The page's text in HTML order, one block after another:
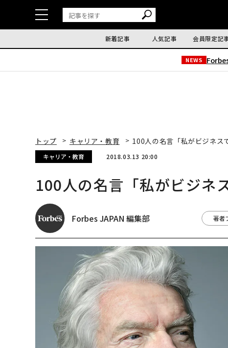
新着記事 人気記事 会員限定記
NEWS
トップ キャリア・教育 100人の名言「私がビジネス
キャリア・教育 2018.03.13 20:00
100人の名言「私がビジネ
Forbes JAPAN 編集部 著者